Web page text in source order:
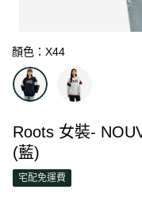
顏色：X44
Roots 女裝-
(藍)
宅配免運費